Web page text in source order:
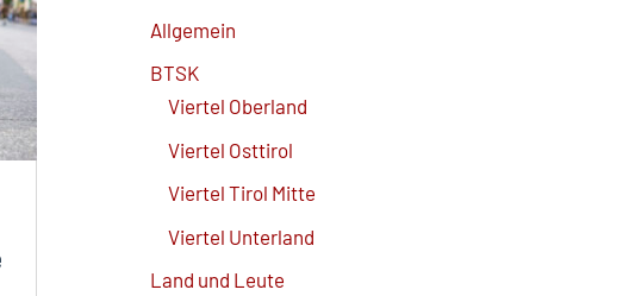
Allgemein
BTSK
Viertel Oberland
Viertel Osttirol
Viertel Tirol Mitte
Viertel Unterland
Land und Leute